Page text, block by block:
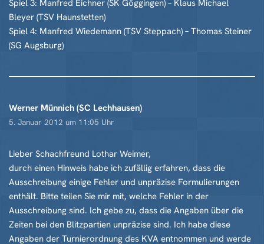
Spiel 3: Manfred Eichner (SK Göggingen) – Klaus Michael
Bleyer (TSV Haunstetten)
Spiel 4: Manfred Wiedemann (TSV Steppach) – Thomas Steiner
(SG Augsburg)
Werner Münnich (SC Lechhausen)
5. Januar 2012 um 11:05 Uhr
Lieber Schachfreund Lothar Weimer,
durch einen Hinweis habe ich zufällig erfahren, dass die
Ausschreibung einige Fehler und unpräzise Formulierungen
enthält. Bitte teilen Sie mir mit, welche Fehler in der
Ausschreibung sind. Ich gebe zu, dass die Angaben über die
Zeiten bei den Blitzpartien unpräzise sind. Ich habe diese
Angaben der Turnierordnung des KVA entnommen und werde